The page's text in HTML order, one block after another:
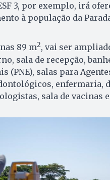
3, por exemplo, irá
à população da
89 m2, vai ser
sala de recepção,
(PNE), salas para
enfermaria,
sala de vacinas